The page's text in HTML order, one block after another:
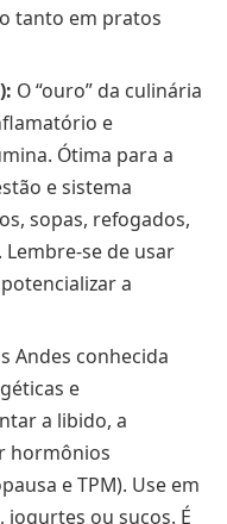
tanto em pratos
O “ouro” da culinária
e
Ótima para a
e sistema
sopas, refogados,
se de usar
a
Andes conhecida
e
a libido, a
hormônios
e TPM). Use em
iogurtes ou sucos. É